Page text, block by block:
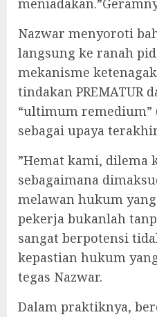
‎Nazwar menyoroti
langsung ke ranah
mekanisme
tindakan PREMATUR
“ultimum remedium”
sebagai upaya
‎”Hemat kami, dilema
sebagaimana
melawan hukum
pekerja bukanlah
sangat berpotensi
kepastian hukum
tegas Nazwar.
‎Dalam praktiknya,